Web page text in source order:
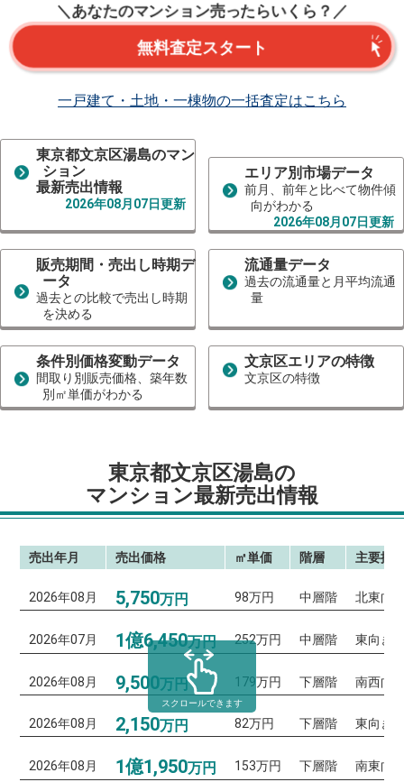
＼あなたのマンション売ったらいくら？／
無料査定スタート
一戸建て・土地・一棟物の一括査定はこちら
東京都文京区湯島のマン
ション
最新売出情報
2026年08月07日更新
エリア別市場データ
前月、前年と比べて物件傾
向がわかる
2026年08月07日更新
販売期間・売出し時期デ
ータ
過去との比較で売出し時期
を決める
流通量データ
過去の流通量と月平均流通
量
条件別価格変動データ
間取り別販売価格、築年数
別㎡単価がわかる
文京区エリアの特徴
文京区の特徴
東京都文京区湯島の
マンション最新売出情報
売出年月 売出価格 ㎡単価 階層 主要採
2026年08月 5,750万円 98万円 中層階 北東向
2026年07月 1億6,450万円 252万円 中層階 東向き
2026年08月 9,500万円 179万円 下層階 南西向
2026年08月 2,150万円 82万円 下層階 東向き
2026年08月 1億1,950万円 153万円 下層階 南東向
スクロールできます